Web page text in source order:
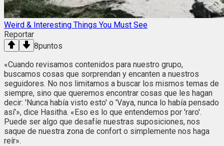
Weird & Interesting Things You Must See
Reportar
8puntos
«Cuando revisamos contenidos para nuestro grupo,
buscamos cosas que sorprendan y encanten a nuestros
seguidores. No nos limitamos a buscar los mismos temas de
siempre, sino que queremos encontrar cosas que les hagan
decir: 'Nunca había visto esto' o 'Vaya, nunca lo había pensado
así'», dice Hasitha. «Eso es lo que entendemos por 'raro'.
Puede ser algo que desafíe nuestras suposiciones, nos
saque de nuestra zona de confort o simplemente nos haga
reír».